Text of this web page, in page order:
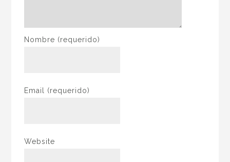
Nombre (requerido)
Email (requerido)
Website